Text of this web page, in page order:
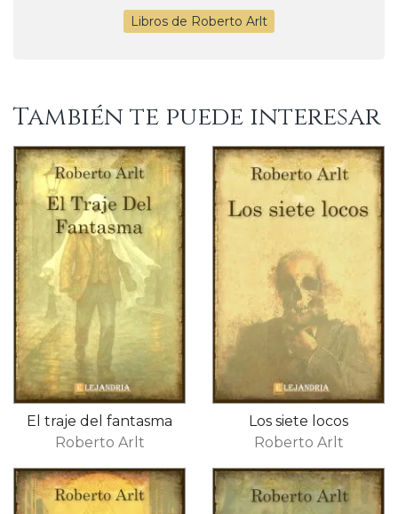
Libros de Roberto Arlt
También te puede interesar
El traje del fantasma
Roberto Arlt
Los siete locos
Roberto Arlt